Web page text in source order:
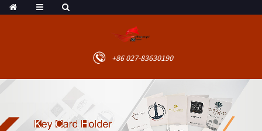
+86 027-83630190